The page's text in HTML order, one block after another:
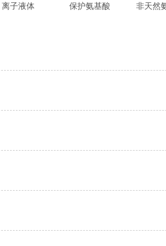
离子液体 保护氨基酸 非天然